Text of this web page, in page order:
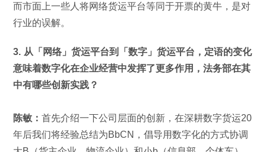
而市面上一些人将网络货运平台等同于开票的黄牛，是对
行业的误解。
3. 从「网络」货运平台到「数字」货运平台，定语的变化
意味着数字化在企业经营中发挥了更多作用，法务部在其
中有哪些创新实践？
陈敏：首先介绍一下公司层面的创新，在深耕数字货运20
年后我们将经验总结为BbCN，倡导用数字化的方式协调